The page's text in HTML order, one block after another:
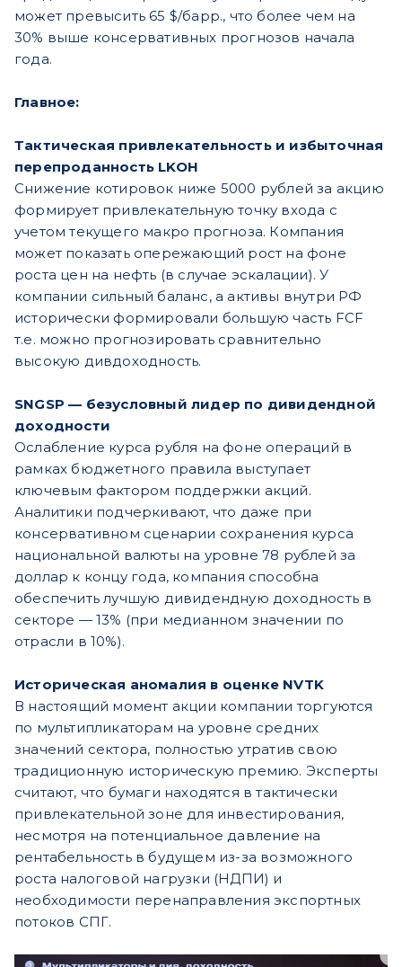
может превысить 65 $/барр., что более чем на
30% выше консервативных прогнозов начала
года.
Главное:
Тактическая привлекательность и избыточная
перепроданность LKOH
Снижение котировок ниже 5000 рублей за акцию
формирует привлекательную точку входа с
учетом текущего макро прогноза. Компания
может показать опережающий рост на фоне
роста цен на нефть (в случае эскалации). У
компании сильный баланс, а активы внутри РФ
исторически формировали большую часть FCF
т.е. можно прогнозировать сравнительно
высокую дивдоходность.
SNGSP — безусловный лидер по дивидендной
доходности
Ослабление курса рубля на фоне операций в
рамках бюджетного правила выступает
ключевым фактором поддержки акций.
Аналитики подчеркивают, что даже при
консервативном сценарии сохранения курса
национальной валюты на уровне 78 рублей за
доллар к концу года, компания способна
обеспечить лучшую дивидендную доходность в
секторе — 13% (при медианном значении по
отрасли в 10%).
Историческая аномалия в оценке NVTK
В настоящий момент акции компании торгуются
по мультипликаторам на уровне средних
значений сектора, полностью утратив свою
традиционную историческую премию. Эксперты
считают, что бумаги находятся в тактически
привлекательной зоне для инвестирования,
несмотря на потенциальное давление на
рентабельность в будущем из-за возможного
роста налоговой нагрузки (НДПИ) и
необходимости перенаправления экспортных
потоков СПГ.